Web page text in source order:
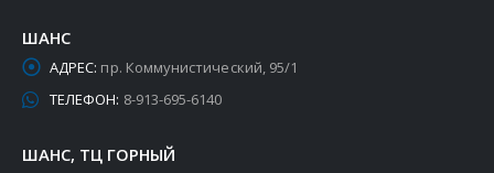
ШАНС
АДРЕС: пр. Коммунистический, 95/1
ТЕЛЕФОН: 8-913-695-6140
ШАНС, ТЦ ГОРНЫЙ